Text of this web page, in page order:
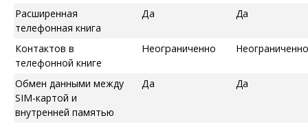
Расширенная
телефонная книга
Да Да
Контактов в
телефонной книге
Неограниченно Неограниченно
Обмен данными между
SIM-картой и
внутренней памятью
Да Да